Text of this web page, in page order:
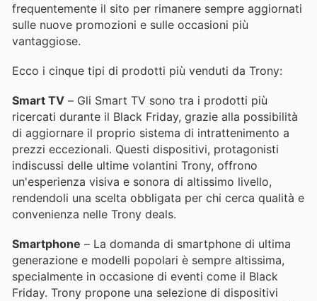
frequentemente il sito per rimanere sempre aggiornati
sulle nuove promozioni e sulle occasioni più
vantaggiose.
Ecco i cinque tipi di prodotti più venduti da Trony:
Smart TV – Gli Smart TV sono tra i prodotti più
ricercati durante il Black Friday, grazie alla possibilità
di aggiornare il proprio sistema di intrattenimento a
prezzi eccezionali. Questi dispositivi, protagonisti
indiscussi delle ultime volantini Trony, offrono
un'esperienza visiva e sonora di altissimo livello,
rendendoli una scelta obbligata per chi cerca qualità e
convenienza nelle Trony deals.
Smartphone – La domanda di smartphone di ultima
generazione e modelli popolari è sempre altissima,
specialmente in occasione di eventi come il Black
Friday. Trony propone una selezione di dispositivi